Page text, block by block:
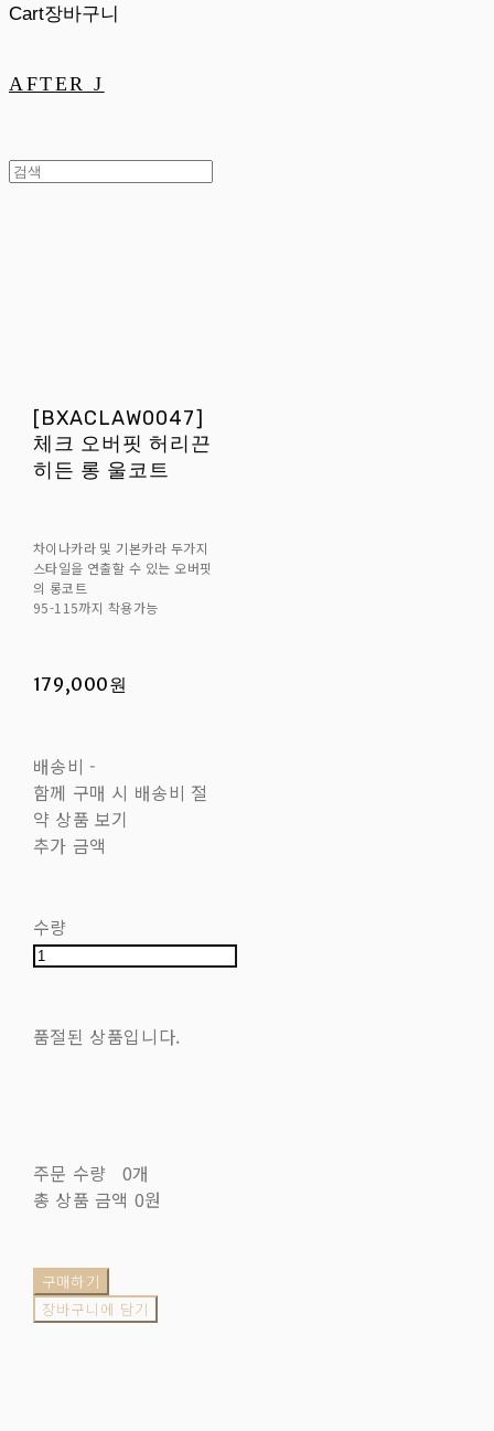
Cart장바구니
AFTER J
[BXACLAW0047]
체크 오버핏 허리끈
히든 롱 울코트
차이나카라 및 기본카라 두가지
스타일을 연출할 수 있는 오버핏
의 롱코트
95-115까지 착용가능
179,000원
배송비 -
함께 구매 시 배송비 절
약 상품 보기
추가 금액
수량
품절된 상품입니다.
주문 수량
0개
총 상품 금액 0원
구매하기
장바구니에 담기